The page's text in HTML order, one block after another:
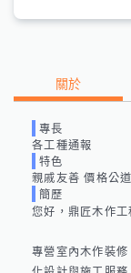
關於
專長
各工種通報
特色
親戚友善 價格公道
簡歷
您好，鼎匠木作
專營室內木作裝